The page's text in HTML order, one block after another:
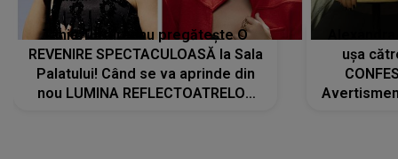
Tania Turtureanu pregătește O
REVENIRE SPECTACULOASĂ la Sala
Palatului! Când se va aprinde din
nou LUMINA REFLECTOATRELOR
ușa